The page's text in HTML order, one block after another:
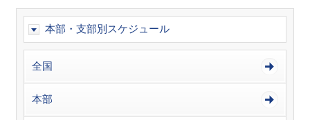
本部・支部別スケジュール
全国
本部